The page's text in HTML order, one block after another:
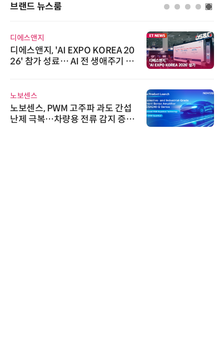
브랜드 뉴스룸
디에스앤지
디에스앤지, 'AI EXPO KOREA 20
26' 참가 성료… AI 전 생애주기 아
노보센스
노보센스, PWM 고주파 과도 간섭
난제 극복…차량용 전류 감지 증폭